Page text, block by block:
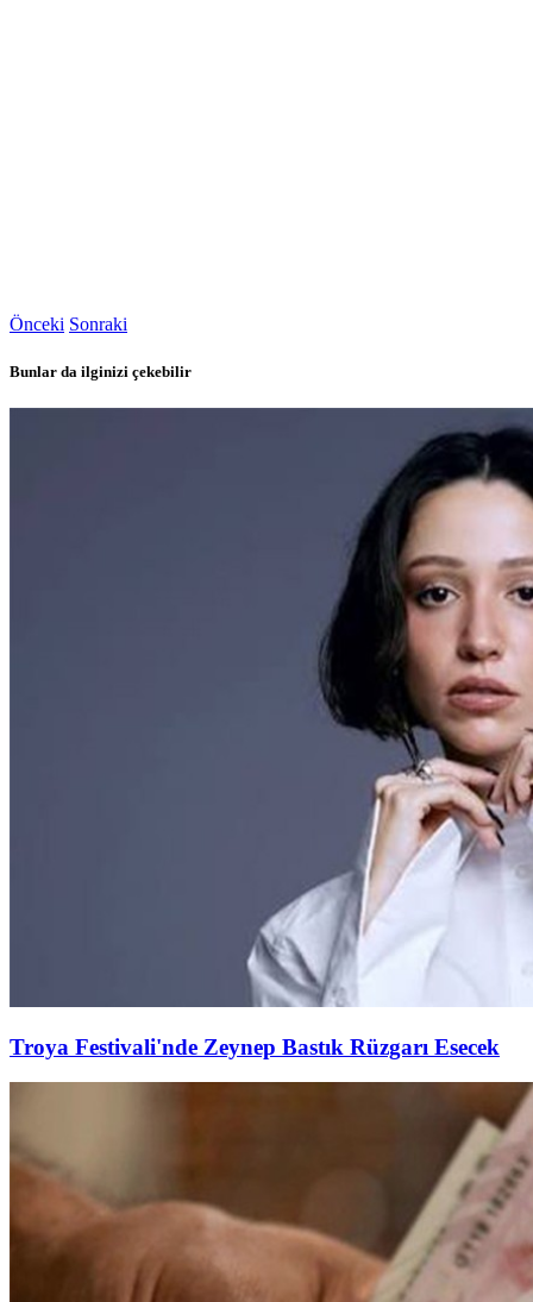
Önceki Sonraki
Bunlar da ilginizi çekebilir
Troya Festivali'nde Zeynep Bastık Rüzgarı Esecek